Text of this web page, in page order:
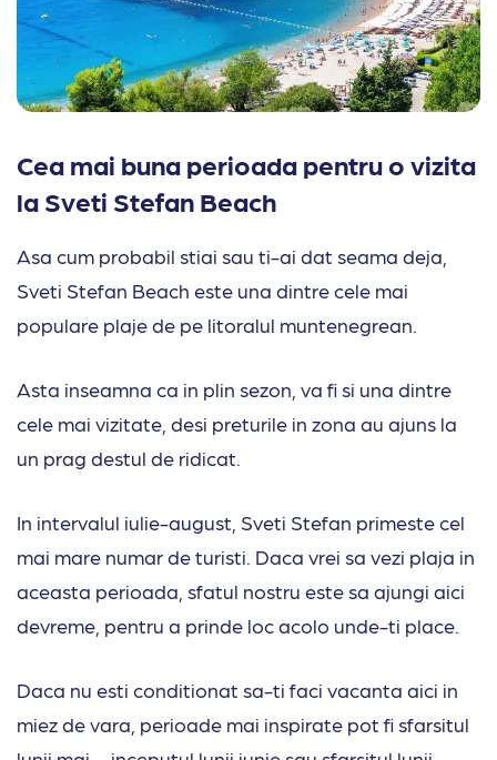
Cea mai buna perioada pentru o vizita
la Sveti Stefan Beach
Asa cum probabil stiai sau ti-ai dat seama deja,
Sveti Stefan Beach este una dintre cele mai
populare plaje de pe litoralul muntenegrean.
Asta inseamna ca in plin sezon, va fi si una dintre
cele mai vizitate, desi preturile in zona au ajuns la
un prag destul de ridicat.
In intervalul iulie-august, Sveti Stefan primeste cel
mai mare numar de turisti. Daca vrei sa vezi plaja in
aceasta perioada, sfatul nostru este sa ajungi aici
devreme, pentru a prinde loc acolo unde-ti place.
Daca nu esti conditionat sa-ti faci vacanta aici in
miez de vara, perioade mai inspirate pot fi sfarsitul